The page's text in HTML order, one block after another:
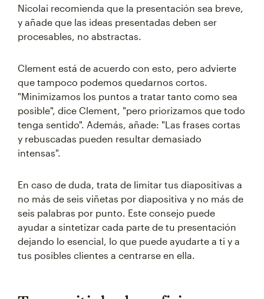
Nicolai recomienda que la presentación sea breve,
y añade que las ideas presentadas deben ser
procesables, no abstractas.
Clement está de acuerdo con esto, pero advierte
que tampoco podemos quedarnos cortos.
"Minimizamos los puntos a tratar tanto como sea
posible", dice Clement, "pero priorizamos que todo
tenga sentido". Además, añade: "Las frases cortas
y rebuscadas pueden resultar demasiado
intensas".
En caso de duda, trata de limitar tus diapositivas a
no más de seis viñetas por diapositiva y no más de
seis palabras por punto. Este consejo puede
ayudar a sintetizar cada parte de tu presentación
dejando lo esencial, lo que puede ayudarte a ti y a
tus posibles clientes a centrarse en ella.